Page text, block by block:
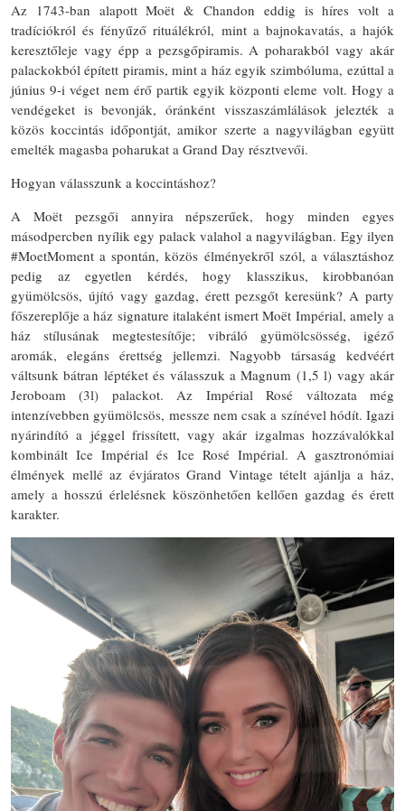
Az 1743-ban alapott Moët & Chandon eddig is híres volt a
tradíciókról és fényűző rituálékról, mint a bajnokavatás, a hajók
keresztőleje vagy épp a pezsgőpiramis. A poharakból vagy akár
palackokból épített piramis, mint a ház egyik szimbóluma, ezúttal a
június 9-i véget nem érő partik egyik központi eleme volt. Hogy a
vendégeket is bevonják, óránként visszaszámlálások jelezték a
közös koccintás időpontját, amikor szerte a nagyvilágban együtt
emelték magasba poharukat a Grand Day résztvevői.
Hogyan válasszunk a koccintáshoz?
A Moët pezsgői annyira népszerűek, hogy minden egyes
másodpercben nyílik egy palack valahol a nagyvilágban. Egy ilyen
#MoetMoment a spontán, közös élményekről szól, a választáshoz
pedig az egyetlen kérdés, hogy klasszikus, kirobbanóan
gyümölcsös, újító vagy gazdag, érett pezsgőt keresünk? A party
főszereplője a ház signature italaként ismert Moët Impérial, amely a
ház stílusának megtestesítője; vibráló gyümölcsösség, igéző
aromák, elegáns érettség jellemzi. Nagyobb társaság kedvéért
váltsunk bátran léptéket és válasszuk a Magnum (1,5 l) vagy akár
Jeroboam (3l) palackot. Az Impérial Rosé változata még
intenzívebben gyümölcsös, messze nem csak a színével hódít. Igazi
nyárindító a jéggel frissített, vagy akár izgalmas hozzávalókkal
kombinált Ice Impérial és Ice Rosé Impérial. A gasztronómiai
élmények mellé az évjáratos Grand Vintage tételt ajánlja a ház,
amely a hosszú érlelésnek köszönhetően kellően gazdag és érett
karakter.